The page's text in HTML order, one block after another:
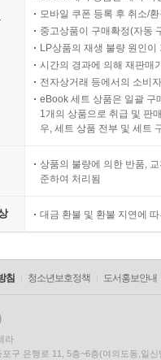
모바일 쿠폰 등록 후 취소/
중고상품이 구매확정(자동
LP상품의 재생 불량 원인
시간의 경과에 의해 재판매
전자상거래 등에서의 소비
eBook 세트 상품은 일괄 구
1개의 상품으로 취급 및 판
우, 세트 상품 전부 및 세트
상품의 불량에 의한 반품,
준하여 처리됨
대금 환불 및 환불 지연에
침 청소년보호정책 도서홍보안내
라
포구 은행로 11, 5층~6층(여의도동,일신